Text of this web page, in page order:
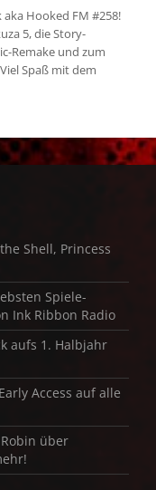
aka Hooked FM #258!
5, die Story-
Remake und zum
Spaß mit dem
Shell, Princess
Spiele-
Ink Ribbon Radio
aufs 1. Halbjahr
Access auf alle
über